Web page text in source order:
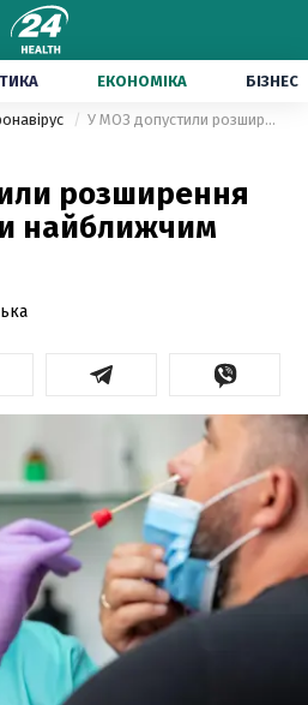
ЕКОНОМІКА БІЗНЕС
У МОЗ допустили розширення червоної зони найближчим часом
розширення
найближчим